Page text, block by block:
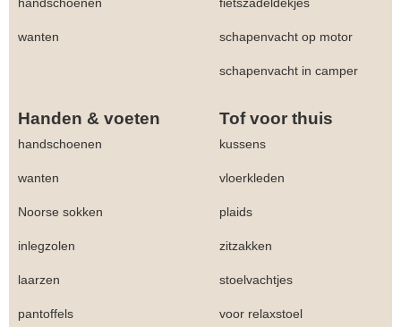
wanten schapenvacht op motor
schapenvacht in camper
Handen & voeten Tof voor thuis
handschoenen kussens
wanten vloerkleden
Noorse sokken plaids
inlegzolen zitzakken
laarzen stoelvachtjes
pantoffels voor relaxstoel